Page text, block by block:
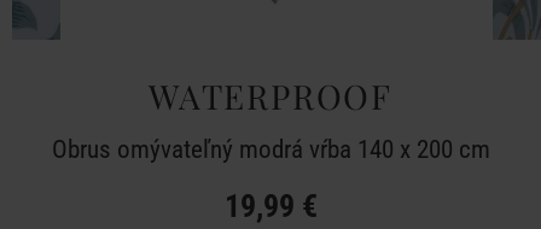
WATERPROOF
Obrus omývateľný modrá vŕba 140 x 200 cm
19,99 €